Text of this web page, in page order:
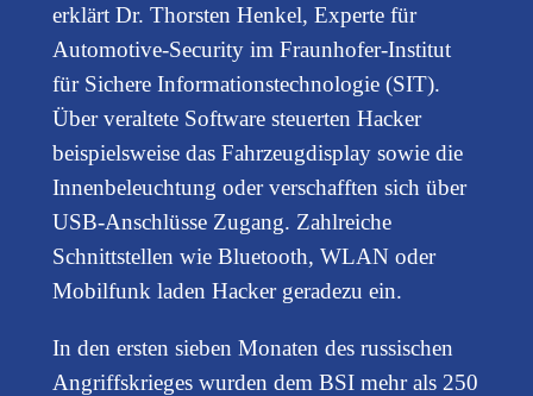
erklärt Dr. Thorsten Henkel, Experte für
Automotive-Security im Fraunhofer-Institut
für Sichere Informationstechnologie (SIT).
Über veraltete Software steuerten Hacker
beispielsweise das Fahrzeugdisplay sowie die
Innenbeleuchtung oder verschafften sich über
USB-Anschlüsse Zugang. Zahlreiche
Schnittstellen wie Bluetooth, WLAN oder
Mobilfunk laden Hacker geradezu ein.
In den ersten sieben Monaten des russischen
Angriffskrieges wurden dem BSI mehr als 250